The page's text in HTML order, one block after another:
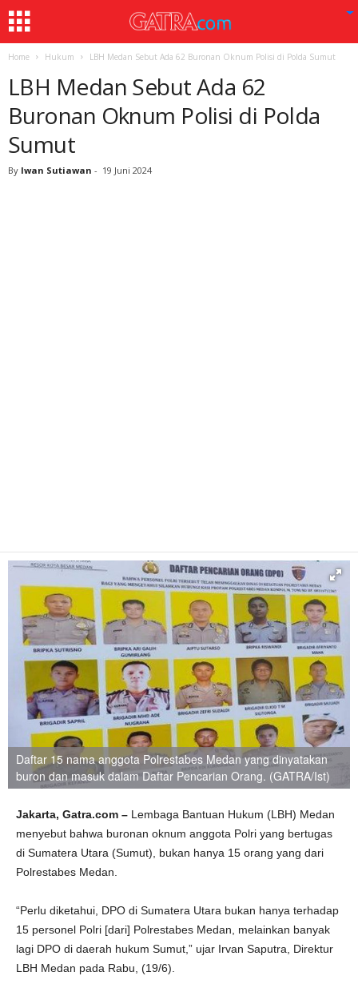
Home Hukum LBH Medan Sebut Ada 62 Buronan Oknum Polisi di Polda Sumut
LBH Medan Sebut Ada 62
Buronan Oknum Polisi di Polda
Sumut
By Iwan Sutiawan - 19 Juni 2024
Daftar 15 nama anggota Polrestabes Medan yang dinyatakan
buron dan masuk dalam Daftar Pencarian Orang. (GATRA/Ist)
Jakarta, Gatra.com – Lembaga Bantuan Hukum (LBH) Medan
menyebut bahwa buronan oknum anggota Polri yang bertugas
di Sumatera Utara (Sumut), bukan hanya 15 orang yang dari
Polrestabes Medan.
“Perlu diketahui, DPO di Sumatera Utara bukan hanya terhadap
15 personel Polri [dari] Polrestabes Medan, melainkan banyak
lagi DPO di daerah hukum Sumut,” ujar Irvan Saputra, Direktur
LBH Medan pada Rabu, (19/6).